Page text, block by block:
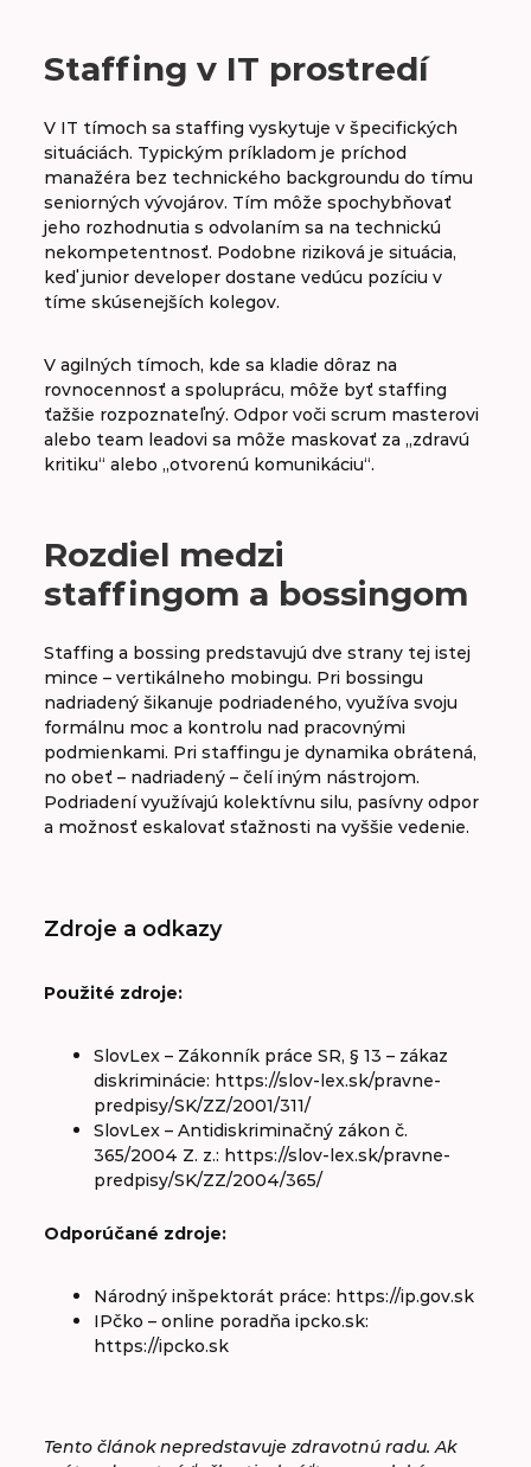
Staffing v IT prostredí
V IT tímoch sa staffing vyskytuje v špecifických
situáciách. Typickým príkladom je príchod
manažéra bez technického backgroundu do tímu
seniorných vývojárov. Tím môže spochybňovať
jeho rozhodnutia s odvolaním sa na technickú
nekompetentnosť. Podobne riziková je situácia,
keď junior developer dostane vedúcu pozíciu v
tíme skúsenejších kolegov.
V agilných tímoch, kde sa kladie dôraz na
rovnocennosť a spoluprácu, môže byť staffing
ťažšie rozpoznateľný. Odpor voči scrum masterovi
alebo team leadovi sa môže maskovať za „zdravú
kritiku“ alebo „otvorenú komunikáciu“.
Rozdiel medzi
staffingom a bossingom
Staffing a bossing predstavujú dve strany tej istej
mince – vertikálneho mobingu. Pri bossingu
nadriadený šikanuje podriadeného, využíva svoju
formálnu moc a kontrolu nad pracovnými
podmienkami. Pri staffingu je dynamika obrátená,
no obeť – nadriadený – čelí iným nástrojom.
Podriadení využívajú kolektívnu silu, pasívny odpor
a možnosť eskalovať sťažnosti na vyššie vedenie.
Zdroje a odkazy
Použité zdroje:
SlovLex – Zákonník práce SR, § 13 – zákaz
diskriminácie: https://slov-lex.sk/pravne-
predpisy/SK/ZZ/2001/311/
SlovLex – Antidiskriminačný zákon č.
365/2004 Z. z.: https://slov-lex.sk/pravne-
predpisy/SK/ZZ/2004/365/
Odporúčané zdroje:
Národný inšpektorát práce: https://ip.gov.sk
IPčko – online poradňa ipcko.sk:
https://ipcko.sk
Tento článok nepredstavuje zdravotnú radu. Ak